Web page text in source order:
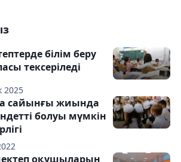
2025
білім беру
тексеріледі
сайынғы жиында
болуы мүмкін
оқушыларын